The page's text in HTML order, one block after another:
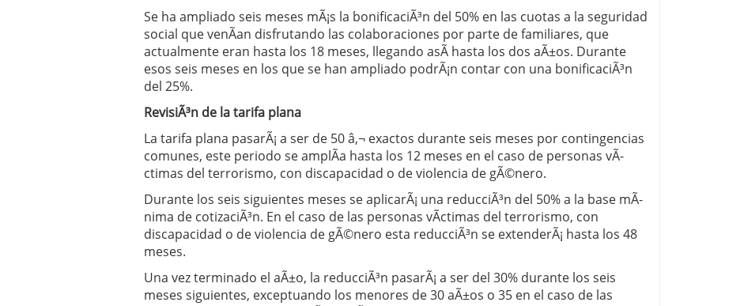
Se ha ampliado seis meses mÃ¡s la bonificaciÃ³n del 50% en las cuotas a la seguridad
social que venÃ­an disfrutando las colaboraciones por parte de familiares, que
actualmente eran hasta los 18 meses, llegando asÃ­ hasta los dos aÃ±os. Durante
esos seis meses en los que se han ampliado podrÃ¡n contar con una bonificaciÃ³n
del 25%.
RevisiÃ³n de la tarifa plana
La tarifa plana pasarÃ¡ a ser de 50 â‚¬ exactos durante seis meses por contingencias
comunes, este periodo se amplÃ­a hasta los 12 meses en el caso de personas vÃ­
ctimas del terrorismo, con discapacidad o de violencia de gÃ©nero.
Durante los seis siguientes meses se aplicarÃ¡ una reducciÃ³n del 50% a la base mÃ­
nima de cotizaciÃ³n. En el caso de las personas vÃ­ctimas del terrorismo, con
discapacidad o de violencia de gÃ©nero esta reducciÃ³n se extenderÃ¡ hasta los 48
meses.
Una vez terminado el aÃ±o, la reducciÃ³n pasarÃ¡ a ser del 30% durante los seis
meses siguientes, exceptuando los menores de 30 aÃ±os o 35 en el caso de las